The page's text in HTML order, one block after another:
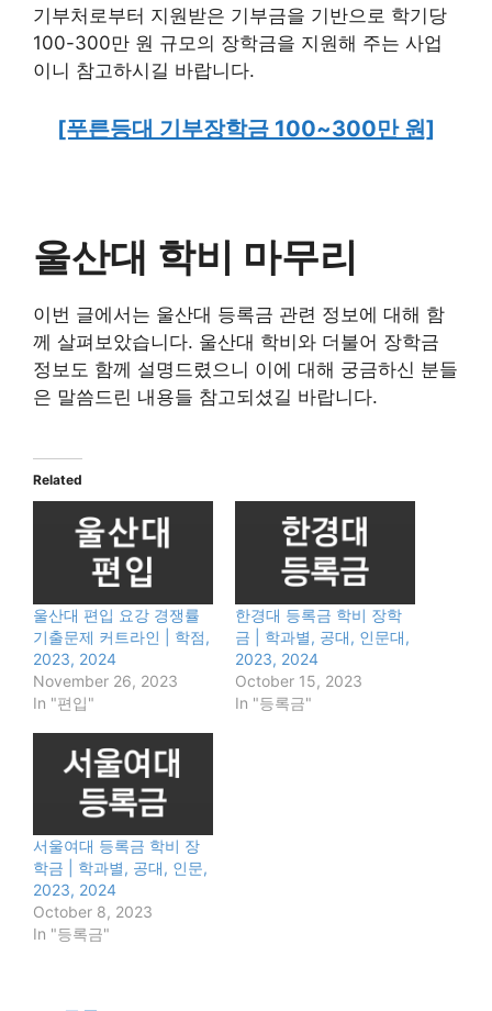
기부처로부터 지원받은 기부금을 기반으로 학기당
100-300만 원 규모의 장학금을 지원해 주는 사업
이니 참고하시길 바랍니다.
[푸른등대 기부장학금 100~300만 원]
울산대 학비 마무리
이번 글에서는 울산대 등록금 관련 정보에 대해 함
께 살펴보았습니다. 울산대 학비와 더불어 장학금
정보도 함께 설명드렸으니 이에 대해 궁금하신 분들
은 말씀드린 내용들 참고되셨길 바랍니다.
Related
울산대 편입 요강 경쟁률
기출문제 커트라인 | 학점,
2023, 2024
November 26, 2023
In "편입"
한경대 등록금 학비 장학
금 | 학과별, 공대, 인문대,
2023, 2024
October 15, 2023
In "등록금"
서울여대 등록금 학비 장
학금 | 학과별, 공대, 인문,
2023, 2024
October 8, 2023
In "등록금"